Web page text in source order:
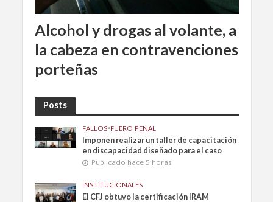
Alcohol y drogas al volante, a
la cabeza en contravenciones
porteñas
Posts
FALLOS•FUERO PENAL
Imponen realizar un taller de capacitación
en discapacidad diseñado para el caso
Publicado hace 5 horas
INSTITUCIONALES
El CFJ obtuvo la certificación IRAM